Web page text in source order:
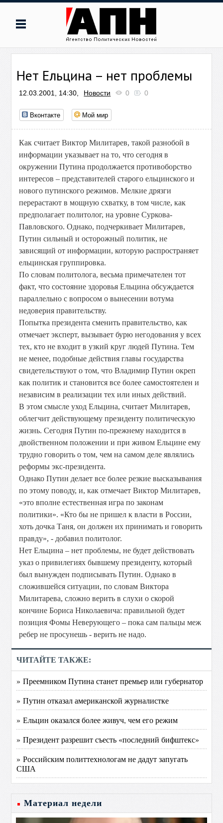
Нет Ельцина – нет проблемы
12.03.2001, 14:30, Новости 0 0
Вконтакте Мой мир
Как считает Виктор Милитарев, такой разнобой в
информации указывает на то, что сегодня в
окружении Путина продолжается противоборство
интересов – представителей старого ельцинского и
нового путинского режимов. Мелкие дрязги
перерастают в мощную схватку, в том числе, как
предполагает политолог, на уровне Суркова-
Павловского. Однако, подчеркивает Милитарев,
Путин сильный и осторожный политик, не
зависящий от информации, которую распространяет
ельцинская группировка.
По словам политолога, весьма примечателен тот
факт, что состояние здоровья Ельцина обсуждается
параллельно с вопросом о вынесении вотума
недоверия правительству.
Попытка президента сменить правительство, как
отмечает эксперт, вызывает бурю негодования у всех
тех, кто не входит в узкий круг людей Путина. Тем
не менее, подобные действия главы государства
свидетельствуют о том, что Владимир Путин окреп
как политик и становится все более самостоятелен и
независим в реализации тех или иных действий.
В этом смысле уход Ельцина, считает Милитарев,
облегчит действующему президенту политическую
жизнь. Сегодня Путин по-прежнему находится в
двойственном положении и при живом Ельцине ему
трудно говорить о том, чем на самом деле являлись
реформы экс-президента.
Однако Путин делает все более резкие высказывания
по этому поводу, и, как отмечает Виктор Милитарев,
«это вполне естественная игра по законам
политики». «Кто бы не пришел к власти в России,
хоть дочка Таня, он должен их принимать и говорить
правду», - добавил политолог.
Нет Ельцина – нет проблемы, не будет действовать
указ о привилегиях бывшему президенту, который
был вынужден подписывать Путин. Однако в
сложившейся ситуации, по словам Виктора
Милитарева, сложно верить в слухи о скорой
кончине Бориса Николаевича: правильной будет
позиция Фомы Неверующего – пока сам пальцы меж
ребер не просунешь - верить не надо.
ЧИТАЙТЕ ТАКЖЕ:
» Преемником Путина станет премьер или губернатор
» Путин отказал американской журналистке
» Ельцин оказался более живуч, чем его режим
» Президент разрешит съесть «последний бифштекс»
» Российским политтехнологам не дадут запугать
США
Материал недели